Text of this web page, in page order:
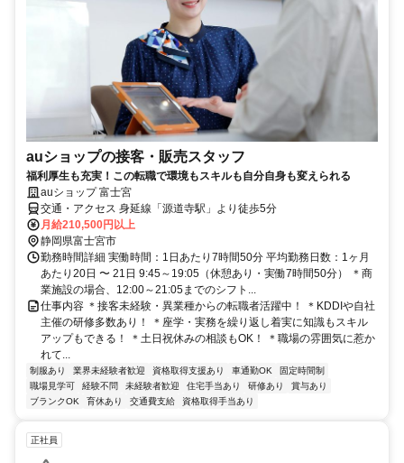
auショップの接客・販売スタッフ
福利厚生も充実！この転職で環境もスキルも自分自身も変えられる
auショップ 富士宮
交通・アクセス 身延線「源道寺駅」より徒歩5分
月給210,500円以上
静岡県富士宮市
勤務時間詳細 実働時間：1日あたり7時間50分 平均勤務日数：1ヶ月
あたり20日 〜 21日 9:45～19:05（休憩あり・実働7時間50分） ＊商
業施設の場合、12:00～21:05までのシフト...
仕事内容 ＊接客未経験・異業種からの転職者活躍中！ ＊KDDIや自社
主催の研修多数あり！ ＊座学・実務を繰り返し着実に知識もスキル
アップもできる！ ＊土日祝休みの相談もOK！ ＊職場の雰囲気に惹か
れて...
制服あり 業界未経験者歓迎 資格取得支援あり 車通勤OK
固定時間制
職場見学可
経験不問 未経験者歓迎 住宅手当あり 研修あり
賞与あり
ブランクOK
育休あり 交通費支給 資格取得手当あり
正社員